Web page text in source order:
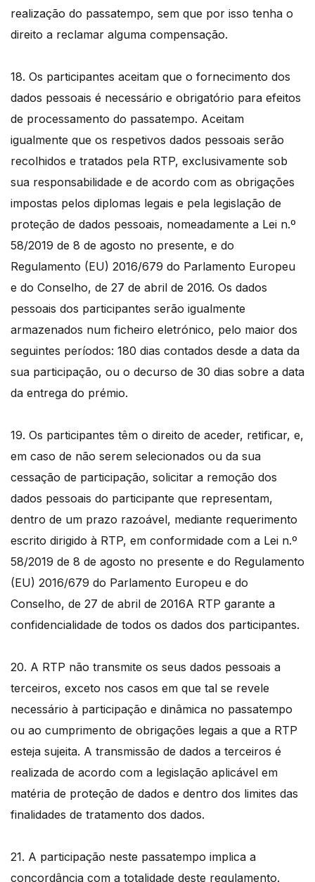
realização do passatempo, sem que por isso tenha o
direito a reclamar alguma compensação.
18. Os participantes aceitam que o fornecimento dos
dados pessoais é necessário e obrigatório para efeitos
de processamento do passatempo. Aceitam
igualmente que os respetivos dados pessoais serão
recolhidos e tratados pela RTP, exclusivamente sob
sua responsabilidade e de acordo com as obrigações
impostas pelos diplomas legais e pela legislação de
proteção de dados pessoais, nomeadamente a Lei n.º
58/2019 de 8 de agosto no presente, e do
Regulamento (EU) 2016/679 do Parlamento Europeu
e do Conselho, de 27 de abril de 2016. Os dados
pessoais dos participantes serão igualmente
armazenados num ficheiro eletrónico, pelo maior dos
seguintes períodos: 180 dias contados desde a data da
sua participação, ou o decurso de 30 dias sobre a data
da entrega do prémio.
19. Os participantes têm o direito de aceder, retificar, e,
em caso de não serem selecionados ou da sua
cessação de participação, solicitar a remoção dos
dados pessoais do participante que representam,
dentro de um prazo razoável, mediante requerimento
escrito dirigido à RTP, em conformidade com a Lei n.º
58/2019 de 8 de agosto no presente e do Regulamento
(EU) 2016/679 do Parlamento Europeu e do
Conselho, de 27 de abril de 2016A RTP garante a
confidencialidade de todos os dados dos participantes.
20. A RTP não transmite os seus dados pessoais a
terceiros, exceto nos casos em que tal se revele
necessário à participação e dinâmica no passatempo
ou ao cumprimento de obrigações legais a que a RTP
esteja sujeita. A transmissão de dados a terceiros é
realizada de acordo com a legislação aplicável em
matéria de proteção de dados e dentro dos limites das
finalidades de tratamento dos dados.
21. A participação neste passatempo implica a
concordância com a totalidade deste regulamento.